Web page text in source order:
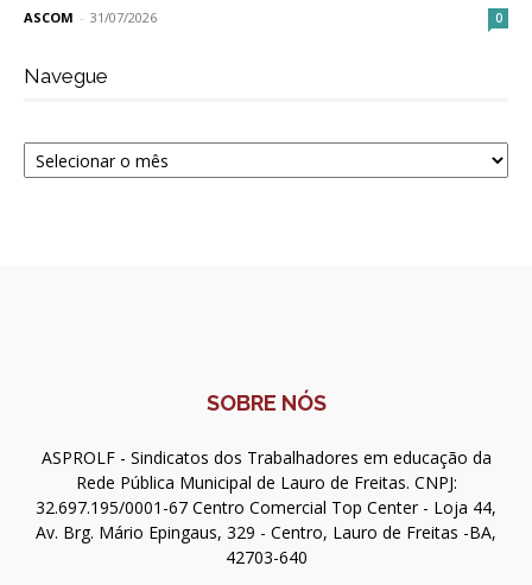
ASCOM - 31/07/2026 0
Navegue
Navegue
SOBRE NÓS
ASPROLF - Sindicatos dos Trabalhadores em educação da
Rede Pública Municipal de Lauro de Freitas. CNPJ:
32.697.195/0001-67 Centro Comercial Top Center - Loja 44,
Av. Brg. Mário Epingaus, 329 - Centro, Lauro de Freitas -BA,
42703-640